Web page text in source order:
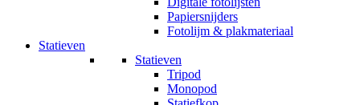
Papiersnijders
Fotolijm & plakmateriaal
Statieven
Statieven
Tripod
Monopod